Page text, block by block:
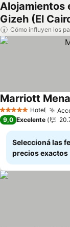
Alojamientos
Gizeh (El
Cómo influyen los
5 Estrellas Hotel
Marriott
9,0 Excelente
Seleccioná las
precios exactos